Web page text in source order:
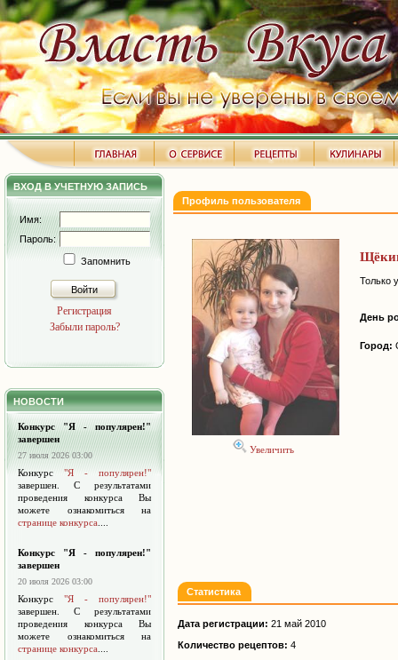
ВХОД В УЧЕТНУЮ ЗАПИСЬ
Имя:
Пароль:
Запомнить
Войти
Регистрация
Забыли пароль?
НОВОСТИ
Конкурс "Я - популярен!"
завершен
27 июля 2026 03:00
Конкурс "Я - популярен!"
завершен. С результатами
проведения конкурса Вы
можете ознакомиться на
странице конкурса
Конкурс "Я - популярен!"
завершен
20 июля 2026 03:00
Конкурс "Я - популярен!"
завершен. С результатами
проведения конкурса Вы
можете ознакомиться на
странице конкурса
Профиль пользователя
Увеличить
Только
День
Город:
Статистика
Дата регистрации: 21 май 2010
Количество рецептов: 4